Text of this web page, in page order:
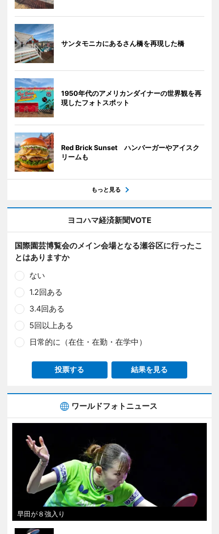
サンタモニカにあるさん橋を再現した橋
1950年代のアメリカンダイナーの世界観を再
現したフォトスポット
Red Brick Sunset ハンバーガーやアイスク
リームも
もっと見る
ヨコハマ経済新聞VOTE
国際園芸博覧会のメイン会場となる瀬谷区に行ったこ
とはありますか
ない
1.2回ある
3.4回ある
5回以上ある
日常的に（在住・在勤・在学中）
投票する 結果を見る
ワールドフォトニュース
早田が８強入り